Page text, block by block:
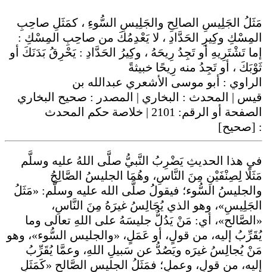
مَثَلُ الجَلِيسِ الصالِحِ والجَلِيسِ السُّوءِ ، كمَثَلِ صاحِبِ
المِسْكِ وكِيرِ الحَدَّادِ ، لا يَعْدِمُكَ من صاحِبِ المِسْكِ :
إما تَشْتَرِيهِ أو تَجِدُ رِيحَهُ ، وكِيرُ الحَدَّادِ : يَحْرِقُ بَدَنَكَ أو
ثَوْبَكَ ، أو تَجِدُ منه رِيحًا خبيثةً
الراوي : أبو موسى الأشعري عبدالله بن
قيس | المحدث : البخاري | المصدر : صحيح البخاري
الصفحة أو الرقم: 2101 | خلاصة حكم المحدث
: [صحيح]
في هذا الحديثِ يَضْرِبُ النَّبيُّ صلَّى اللهُ عليه وسلَّم
مَثَلًا لِصِنْفَيْنِ مِنَ النَّاسِ، وهُمَا الجليسُ الصَّالِحُ
والجليسُ السُّوء؛ فيقولُ صلَّى الله عليه وسلَّم: «مَثَلُ
الجَلِيسِ»، وهو الذي يُجَالِسُ غيرَهُ مِنَ النَّاسِ،
«الصَّالح»، أي: مَنْ يَدُلُّ جليسَهُ على اللهِ تعالى وما
يُقَرِّبُ إليه، من قولٍ، أو عَمَلٍ، «والجليس السُّوء»، وهو
مَنْ يُجالِسُ غيرَه ويَصُدُّ عن سَبيلِ اللهِ، وعمَّا يُقَرِّبُ
إليه، من قولٍ، وعملٍ؛ فمَثَلُ الجليسِ الصَّالحِ «كَمَثَلِ